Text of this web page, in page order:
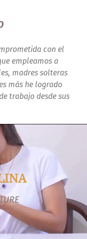
con el
empleamos a
madres solteras
más he logrado
trabajo desde sus